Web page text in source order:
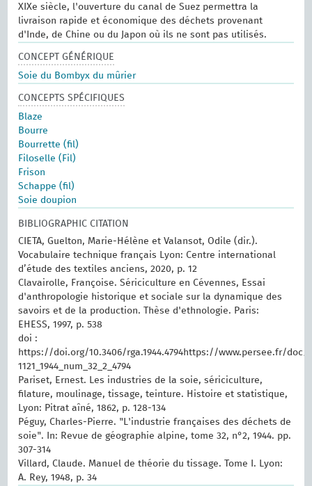
XIXe siècle, l'ouverture du canal de Suez permettra la
livraison rapide et économique des déchets provenant
d'Inde, de Chine ou du Japon où ils ne sont pas utilisés.
CONCEPT GÉNÉRIQUE
Soie du Bombyx du mûrier
CONCEPTS SPÉCIFIQUES
Blaze
Bourre
Bourrette (fil)
Filoselle (Fil)
Frison
Schappe (fil)
Soie doupion
BIBLIOGRAPHIC CITATION
CIETA, Guelton, Marie-Hélène et Valansot, Odile (dir.).
Vocabulaire technique français Lyon: Centre international
d’étude des textiles anciens, 2020, p. 12
Clavairolle, Françoise. Sériciculture en Cévennes, Essai
d'anthropologie historique et sociale sur la dynamique des
savoirs et de la production. Thèse d'ethnologie. Paris:
EHESS, 1997, p. 538
doi :
https://doi.org/10.3406/rga.1944.4794https://www.persee.fr/doc/
1121_1944_num_32_2_4794
Pariset, Ernest. Les industries de la soie, sériciculture,
filature, moulinage, tissage, teinture. Histoire et statistique,
Lyon: Pitrat aîné, 1862, p. 128-134
Péguy, Charles-Pierre. "L'industrie françaises des déchets de
soie". In: Revue de géographie alpine, tome 32, n°2, 1944. pp.
307-314
Villard, Claude. Manuel de théorie du tissage. Tome I. Lyon:
A. Rey, 1948, p. 34